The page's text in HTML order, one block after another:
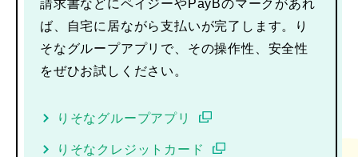
請求書などにペイジーやPayBのマークがあれ
ば、自宅に居ながら支払いが完了します。り
そなグループアプリで、その操作性、安全性
をぜひお試しください。
りそなグループアプリ
りそなクレジットカード